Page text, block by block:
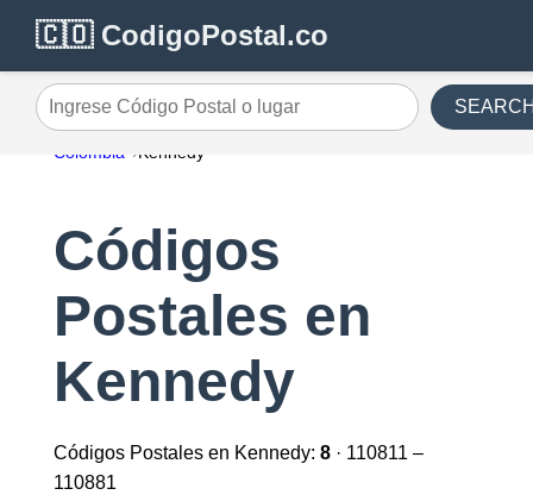
🇨🇴 CodigoPostal.co
Ingrese Código Postal o lugar
Colombia Kennedy
Códigos
Postales en
Kennedy
Códigos Postales en Kennedy: 8· 110811 –
110881